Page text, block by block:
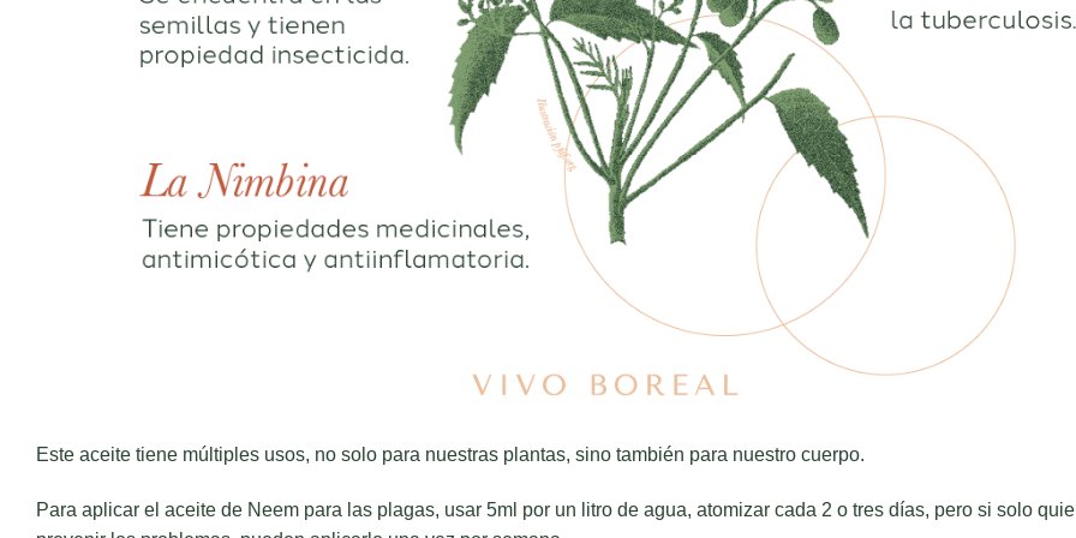
Este aceite tiene múltiples usos, no solo para nuestras plantas, sino también para nuestro cuerpo.
Para aplicar el aceite de Neem para las plagas, usar 5ml por un litro de agua, atomizar cada 2 o tres días, pero si solo